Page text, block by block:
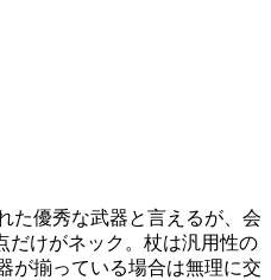
た優秀な武器と言えるが、会
だけがネック。杖は汎用性の
が揃っている場合は無理に交